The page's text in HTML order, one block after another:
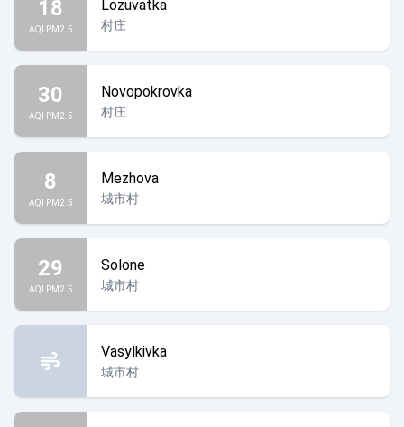
18
AQI PM2.5
Lozuvatka
村庄
30
AQI PM2.5
Novopokrovka
村庄
8
AQI PM2.5
Mezhova
城市村
29
AQI PM2.5
Solone
城市村
Vasylkivka
城市村